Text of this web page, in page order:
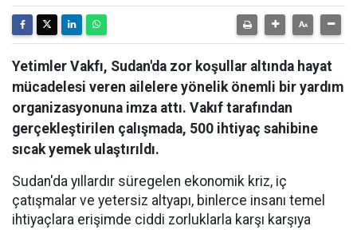
Yetimler Vakfı, Sudan'da zor koşullar altında hayat
mücadelesi veren ailelere yönelik önemli bir yardım
organizasyonuna imza attı. Vakıf tarafından
gerçekleştirilen çalışmada, 500 ihtiyaç sahibine
sıcak yemek ulaştırıldı.
Sudan'da yıllardır süregelen ekonomik kriz, iç
çatışmalar ve yetersiz altyapı, binlerce insanı temel
ihtiyaçlara erişimde ciddi zorluklarla karşı karşıya